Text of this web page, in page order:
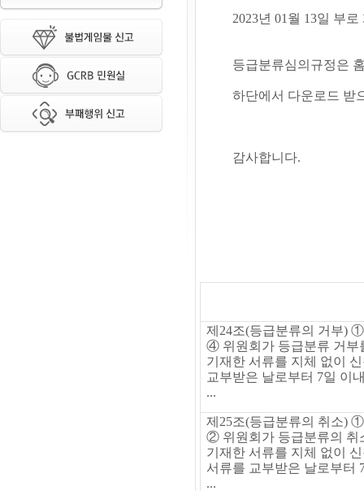
2023년 01월 13일 부
등급분류심의규정은
하단에서 다운로드 받
감사합니다.
제 24조(등급분류의 거부)
④ 위원회가 등급분류 거
기재한 서류를 지체 없이
교부받은 날로부터 7일 이
...
제 25조(등급분류의 취소)
② 위원회가 등급분류의
기재한 서류를 지체 없이
서류를 교부받은 날로부터
...